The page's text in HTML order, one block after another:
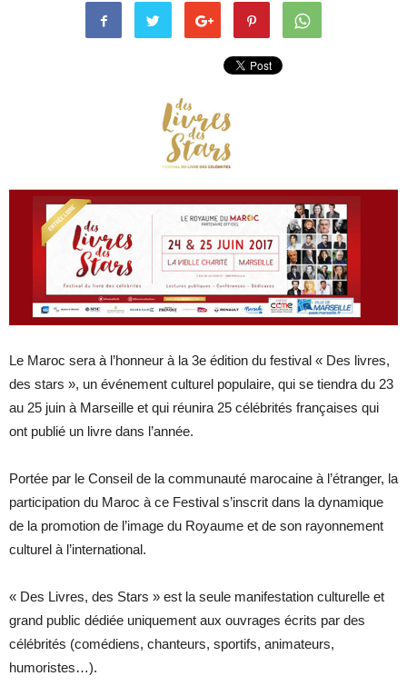
Le Maroc sera à l’honneur à la 3e édition du festival « Des livres,
des stars », un événement culturel populaire, qui se tiendra du 23
au 25 juin à Marseille et qui réunira 25 célébrités françaises qui
ont publié un livre dans l’année.
Portée par le Conseil de la communauté marocaine à l’étranger, la
participation du Maroc à ce Festival s’inscrit dans la dynamique
de la promotion de l’image du Royaume et de son rayonnement
culturel à l’international.
« Des Livres, des Stars » est la seule manifestation culturelle et
grand public dédiée uniquement aux ouvrages écrits par des
célébrités (comédiens, chanteurs, sportifs, animateurs,
humoristes…).